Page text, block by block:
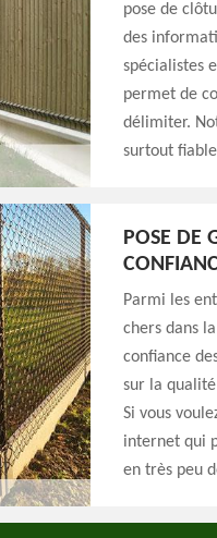
pose de
des
spécialistes
permet de
délimiter.
surtout
POSE DE
Parmi les
chers dans
confiance
sur la
Si vous
internet qui
en très peu